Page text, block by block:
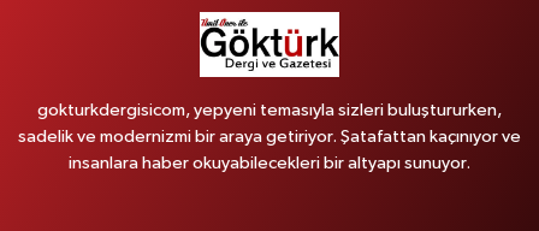
gokturkdergisicom, yepyeni temasıyla sizleri buluştururken,
sadelik ve modernizmi bir araya getiriyor. Şatafattan kaçınıyor ve
insanlara haber okuyabilecekleri bir altyapı sunuyor.